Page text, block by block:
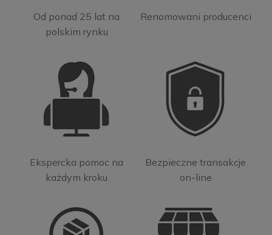
Od ponad 25 lat na
polskim rynku
Renomowani producenci
Ekspercka pomoc na
każdym kroku
Bezpieczne transakcje
on-line